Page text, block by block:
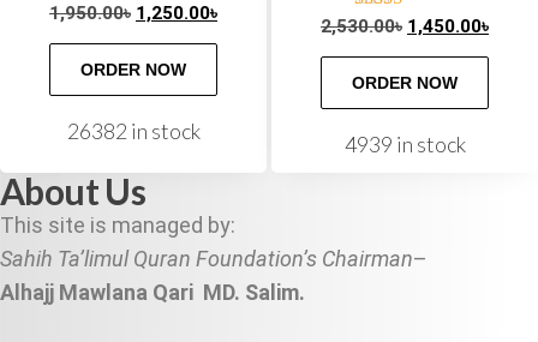
Rated
5.00
out of 5
1,950.00৳ 1,250.00৳
ORDER NOW
26382 in stock
Rated
5.00
out of 5
2,530.00৳ 1,450.00৳
ORDER NOW
4939 in stock
About Us
This site is managed by:
Sahih Ta’limul Quran Foundation’s Chairman–
Alhajj Mawlana Qari MD. Salim.